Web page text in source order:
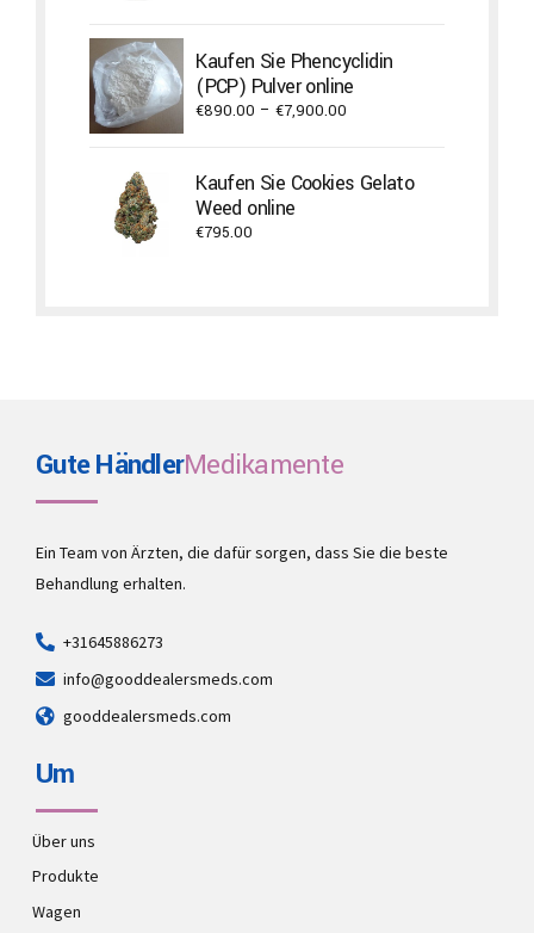
through
€1,900.00
Kaufen Sie Phencyclidin
(PCP) Pulver online
€890.00 – €7,900.00
through
Kaufen Sie Cookies Gelato
Weed online
€795.00
Gute HändlerMedikamente
Ein Team von Ärzten, die dafür sorgen, dass Sie die beste
Behandlung erhalten.
+31645886273
info@gooddealersmeds.com
gooddealersmeds.com
Um
Über uns
Produkte
Wagen